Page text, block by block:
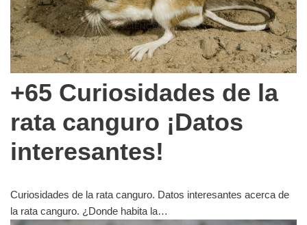
+65 Curiosidades de la
rata canguro ¡Datos
interesantes!
Curiosidades de la rata canguro. Datos interesantes acerca de
la rata canguro. ¿Donde habita la…